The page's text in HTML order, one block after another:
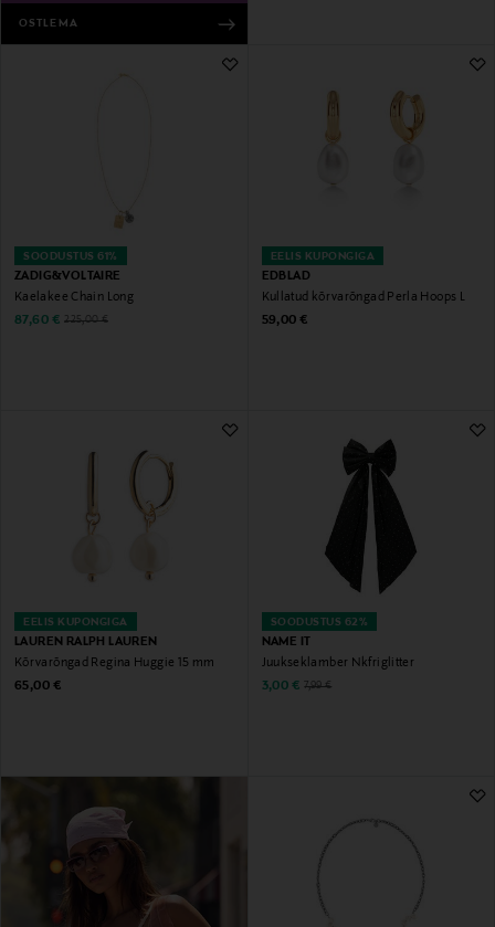
OSTLEMA
SOODUSTUS 61%
ZADIG&VOLTAIRE
Kaelakee Chain Long
Discounted Price
87,60 € Original Price
225,00 €
EELIS KUPONGIGA
EDBLAD
Kullatud kõrvarõngad Perla Hoops L
Original Price
59,00 €
EELIS KUPONGIGA
LAUREN RALPH LAUREN
Kõrvarõngad Regina Huggie 15 mm
Original Price
65,00 €
SOODUSTUS 62%
NAME IT
Juukseklamber Nkfriglitter
Discounted Price
3,00 € Original Price
7,99 €